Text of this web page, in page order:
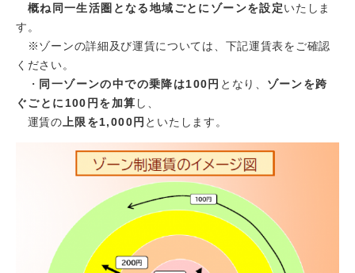
概ね同一生活圏となる地域ごとにゾーンを設定いたしま
す。
※ゾーンの詳細及び運賃については、下記運賃表をご確認
ください。
・ 同一ゾーンの中での乗降は100円 となり、 ゾーンを跨
ぐごとに100円を加算 し、
運賃の 上限を1,000円 といたします。